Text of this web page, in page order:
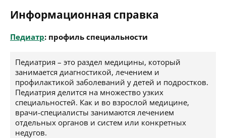
Информационная справка
Педиатр: профиль специальности
Педиатрия – это раздел медицины, который
занимается диагностикой, лечением и
профилактикой заболеваний у детей и подростков.
Педиатрия делится на множество узких
специальностей. Как и во взрослой медицине,
врачи-специалисты занимаются лечением
отдельных органов и систем или конкретных
недугов.